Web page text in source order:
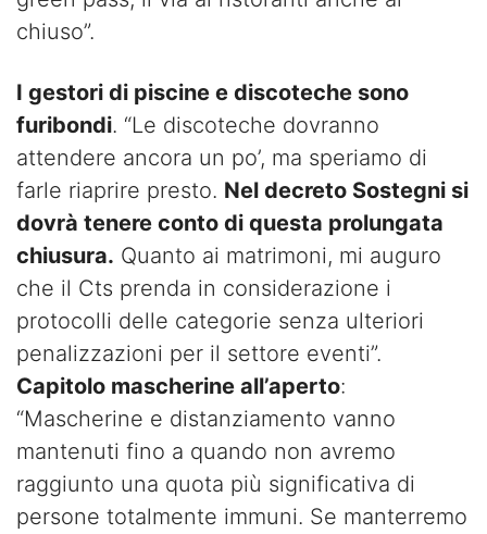
chiuso”.
I gestori di piscine e discoteche sono
furibondi. “Le discoteche dovranno
attendere ancora un po’, ma speriamo di
farle riaprire presto. Nel decreto Sostegni si
dovrà tenere conto di questa prolungata
chiusura. Quanto ai matrimoni, mi auguro
che il Cts prenda in considerazione i
protocolli delle categorie senza ulteriori
penalizzazioni per il settore eventi”.
Capitolo mascherine all’aperto:
“Mascherine e distanziamento vanno
mantenuti fino a quando non avremo
raggiunto una quota più significativa di
persone totalmente immuni. Se manterremo